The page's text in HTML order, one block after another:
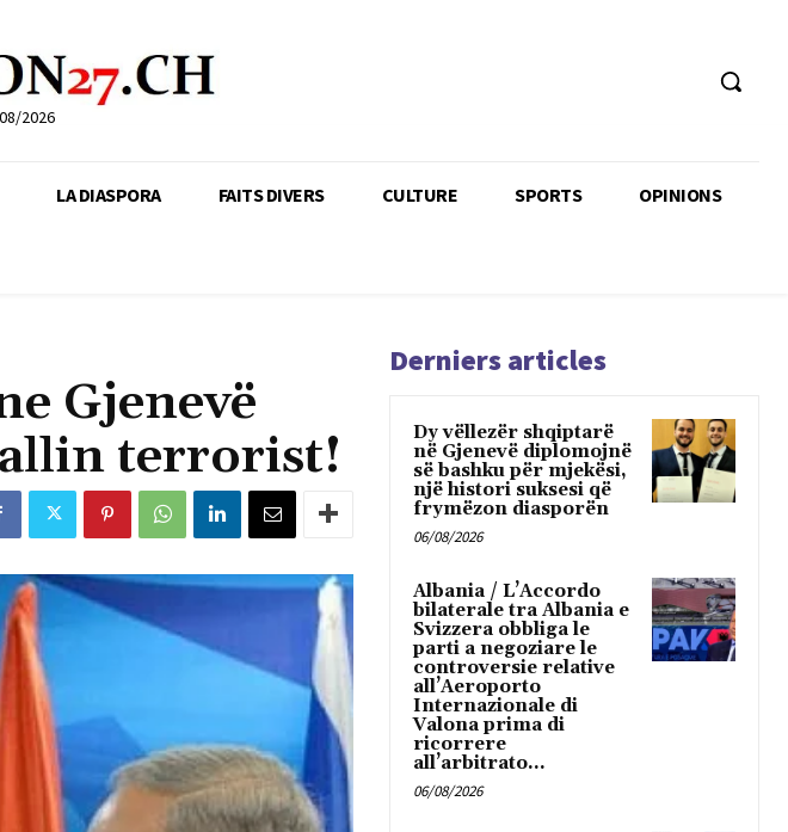
2026
LA DIASPORA FAITS DIVERS CULTURE SPORTS OPINIONS
Gjenevë
terrorist!
Derniers articles
Dy vëllezër shqiptarë
në Gjenevë diplomojnë
së bashku për mjekësi,
një histori suksesi që
frymëzon diasporën
06/08/2026
Albania / L’Accordo
bilaterale tra Albania e
Svizzera obbliga le
parti a negoziare le
controversie relative
all’Aeroporto
Internazionale di
Valona prima di
ricorrere
all’arbitrato...
06/08/2026